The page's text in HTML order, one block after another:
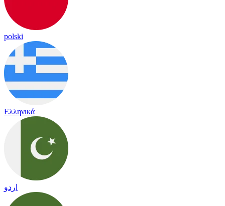
polski
Ελληνικά
اردو